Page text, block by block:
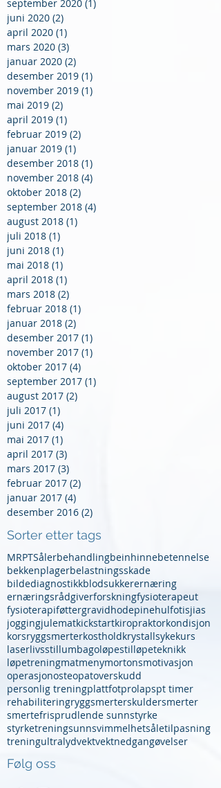
september 2020 (1)
juni 2020 (2)
april 2020 (1)
mars 2020 (3)
januar 2020 (2)
desember 2019 (1)
november 2019 (1)
mai 2019 (2)
april 2019 (1)
februar 2019 (2)
januar 2019 (1)
desember 2018 (1)
november 2018 (4)
oktober 2018 (2)
september 2018 (4)
august 2018 (1)
juli 2018 (1)
juni 2018 (1)
mai 2018 (1)
april 2018 (1)
mars 2018 (2)
februar 2018 (1)
januar 2018 (2)
desember 2017 (1)
november 2017 (1)
oktober 2017 (4)
september 2017 (1)
august 2017 (2)
juli 2017 (1)
juni 2017 (4)
mai 2017 (1)
april 2017 (3)
mars 2017 (3)
februar 2017 (2)
januar 2017 (4)
desember 2016 (2)
Sorter etter tags
MRPTSålerbehandlingbeinhinnebetennelse
bekkenplagerbelastningsskade
bildediagnostikkblodsukkerernæring
ernæringsrådgiverforskningfysioterapeut
fysioterapiføttergravidhodepinehulfotisjias
joggingjulematkickstartkiropraktorkondisjon
korsryggsmerterkostholdkrystallsykekurs
laserlivsstillumbagoløpestilløpeteknikk
løpetreningmatmenymortonsmotivasjon
operasjonosteopatoverskudd
personlig treningplattfotprolapspt timer
rehabiliteringryggsmerterskuldersmerter
smertefrisprudlende sunnstyrke
styrketreningsunnsvimmelhetsåletilpasning
treningultralydvektvektnedgangøvelser
Følg oss